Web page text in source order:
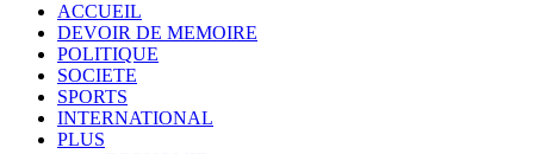
ACCUEIL
DEVOIR DE MEMOIRE
POLITIQUE
SOCIETE
SPORTS
INTERNATIONAL
PLUS